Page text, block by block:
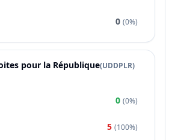
0 (0%)
pour la République(UDDPLR)
0 (0%)
5 (100%)